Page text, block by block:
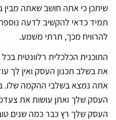
שיתכן כי אתה חושב שאתה
תמיד כדאי להקשיב לדעה
להרוויח מכך, תרתי משמע.
התוכנית הכלכלית רלוונטית
את בשלב תכנון העסק ואין לך
אתה נמצא בשלבי ההקמה שלו.
העסק שלך ואתן עושות את
העסק שלך רץ כבר כמה שנים